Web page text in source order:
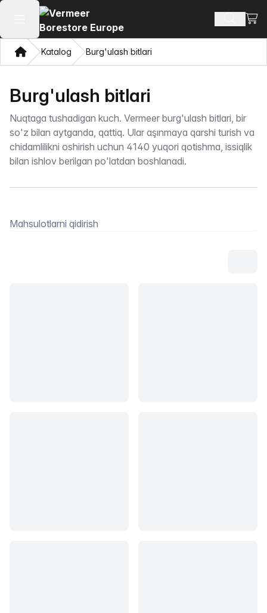
Asosiy menyuni ochish
Bosh sahifa
Katalog Burg'ulash bitlari
Burg'ulash bitlari
Nuqtaga tushadigan kuch. Vermeer burg'ulash bitlari, bir
so'z bilan aytganda, qattiq. Ular aşınmaya qarshi turish va
chidamlilikni oshirish uchun 4140 yuqori qotishma, issiqlik
bilan ishlov berilgan po'latdan boshlanadi.